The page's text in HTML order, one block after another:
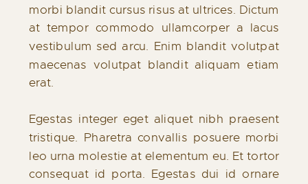
morbi blandit cursus risus at ultrices. Dictum
at tempor commodo ullamcorper a lacus
vestibulum sed arcu. Enim blandit volutpat
maecenas volutpat blandit aliquam etiam
erat.
Egestas integer eget aliquet nibh praesent
tristique. Pharetra convallis posuere morbi
leo urna molestie at elementum eu. Et tortor
consequat id porta. Egestas dui id ornare